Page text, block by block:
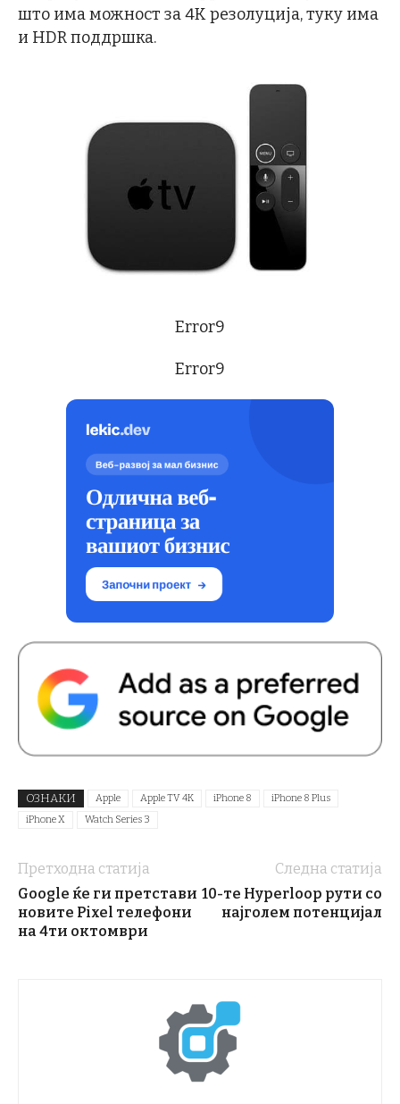
што има можност за 4K резолуција, туку има
и HDR поддршка.
Error9
Error9
ОЗНАКИ Apple Apple TV 4K iPhone 8
iPhone 8 Plus
iPhone X
Watch Series 3
Претходна статија
Google ќе ги претстави
новите Pixel телефони
на 4ти октомври
Следна статија
10-те Hyperloop рути со
најголем потенцијал